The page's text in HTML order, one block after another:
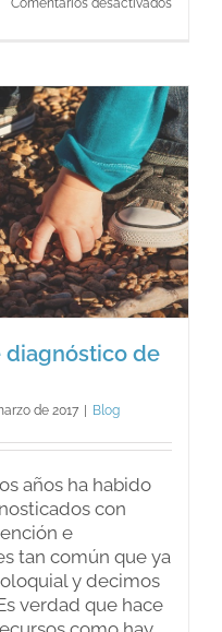
diagnóstico de
de 2017 | Blog
años ha habido
con
e
tan común que ya
y decimos
verdad que hace